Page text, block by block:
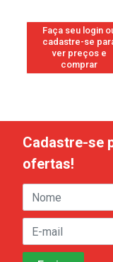
Faça seu login
cadastre-se
ver preços e
comprar
Cadastre-se
ofertas!